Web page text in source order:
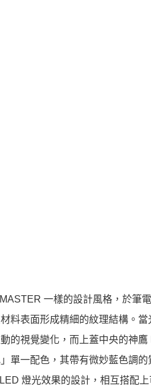
一樣的設計風格，於筆
料表面形成精細的紋理結構。當
的視覺變化，而上蓋中央的神鷹
單一配色，其帶有微妙藍色調的
燈光效果的設計，相互搭配上